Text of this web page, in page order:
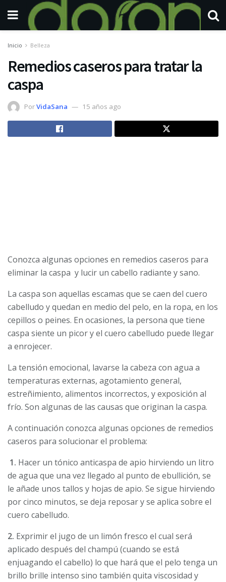
Inicio Belleza
Remedios caseros para tratar la
caspa
PorVidaSana 15 años ago
Conozca algunas opciones en remedios caseros para
eliminar la caspa y lucir un cabello radiante y sano.
La caspa son aquellas escamas que se caen del cuero
cabelludo y quedan en medio del pelo, en la ropa, en los
cepillos o peines. En ocasiones, la persona que tiene
caspa siente un picor y el cuero cabelludo puede llegar
a enrojecer.
La tensión emocional, lavarse la cabeza con agua a
temperaturas externas, agotamiento general,
estreñimiento, alimentos incorrectos, y exposición al
frío. Son algunas de las causas que originan la caspa.
A continuación conozca algunas opciones de remedios
caseros para solucionar el problema:
1. Hacer un tónico anticaspa de apio hirviendo un litro
de agua que una vez llegado al punto de ebullición, se
le añade unos tallos y hojas de apio. Se sigue hirviendo
por cinco minutos, se deja reposar y se aplica sobre el
cuero cabelludo.
2. Exprimir el jugo de un limón fresco el cual será
aplicado después del champú (cuando se está
enjuagando el cabello) lo que hará que el pelo tenga un
brillo brille intenso sino también quita viscosidad y